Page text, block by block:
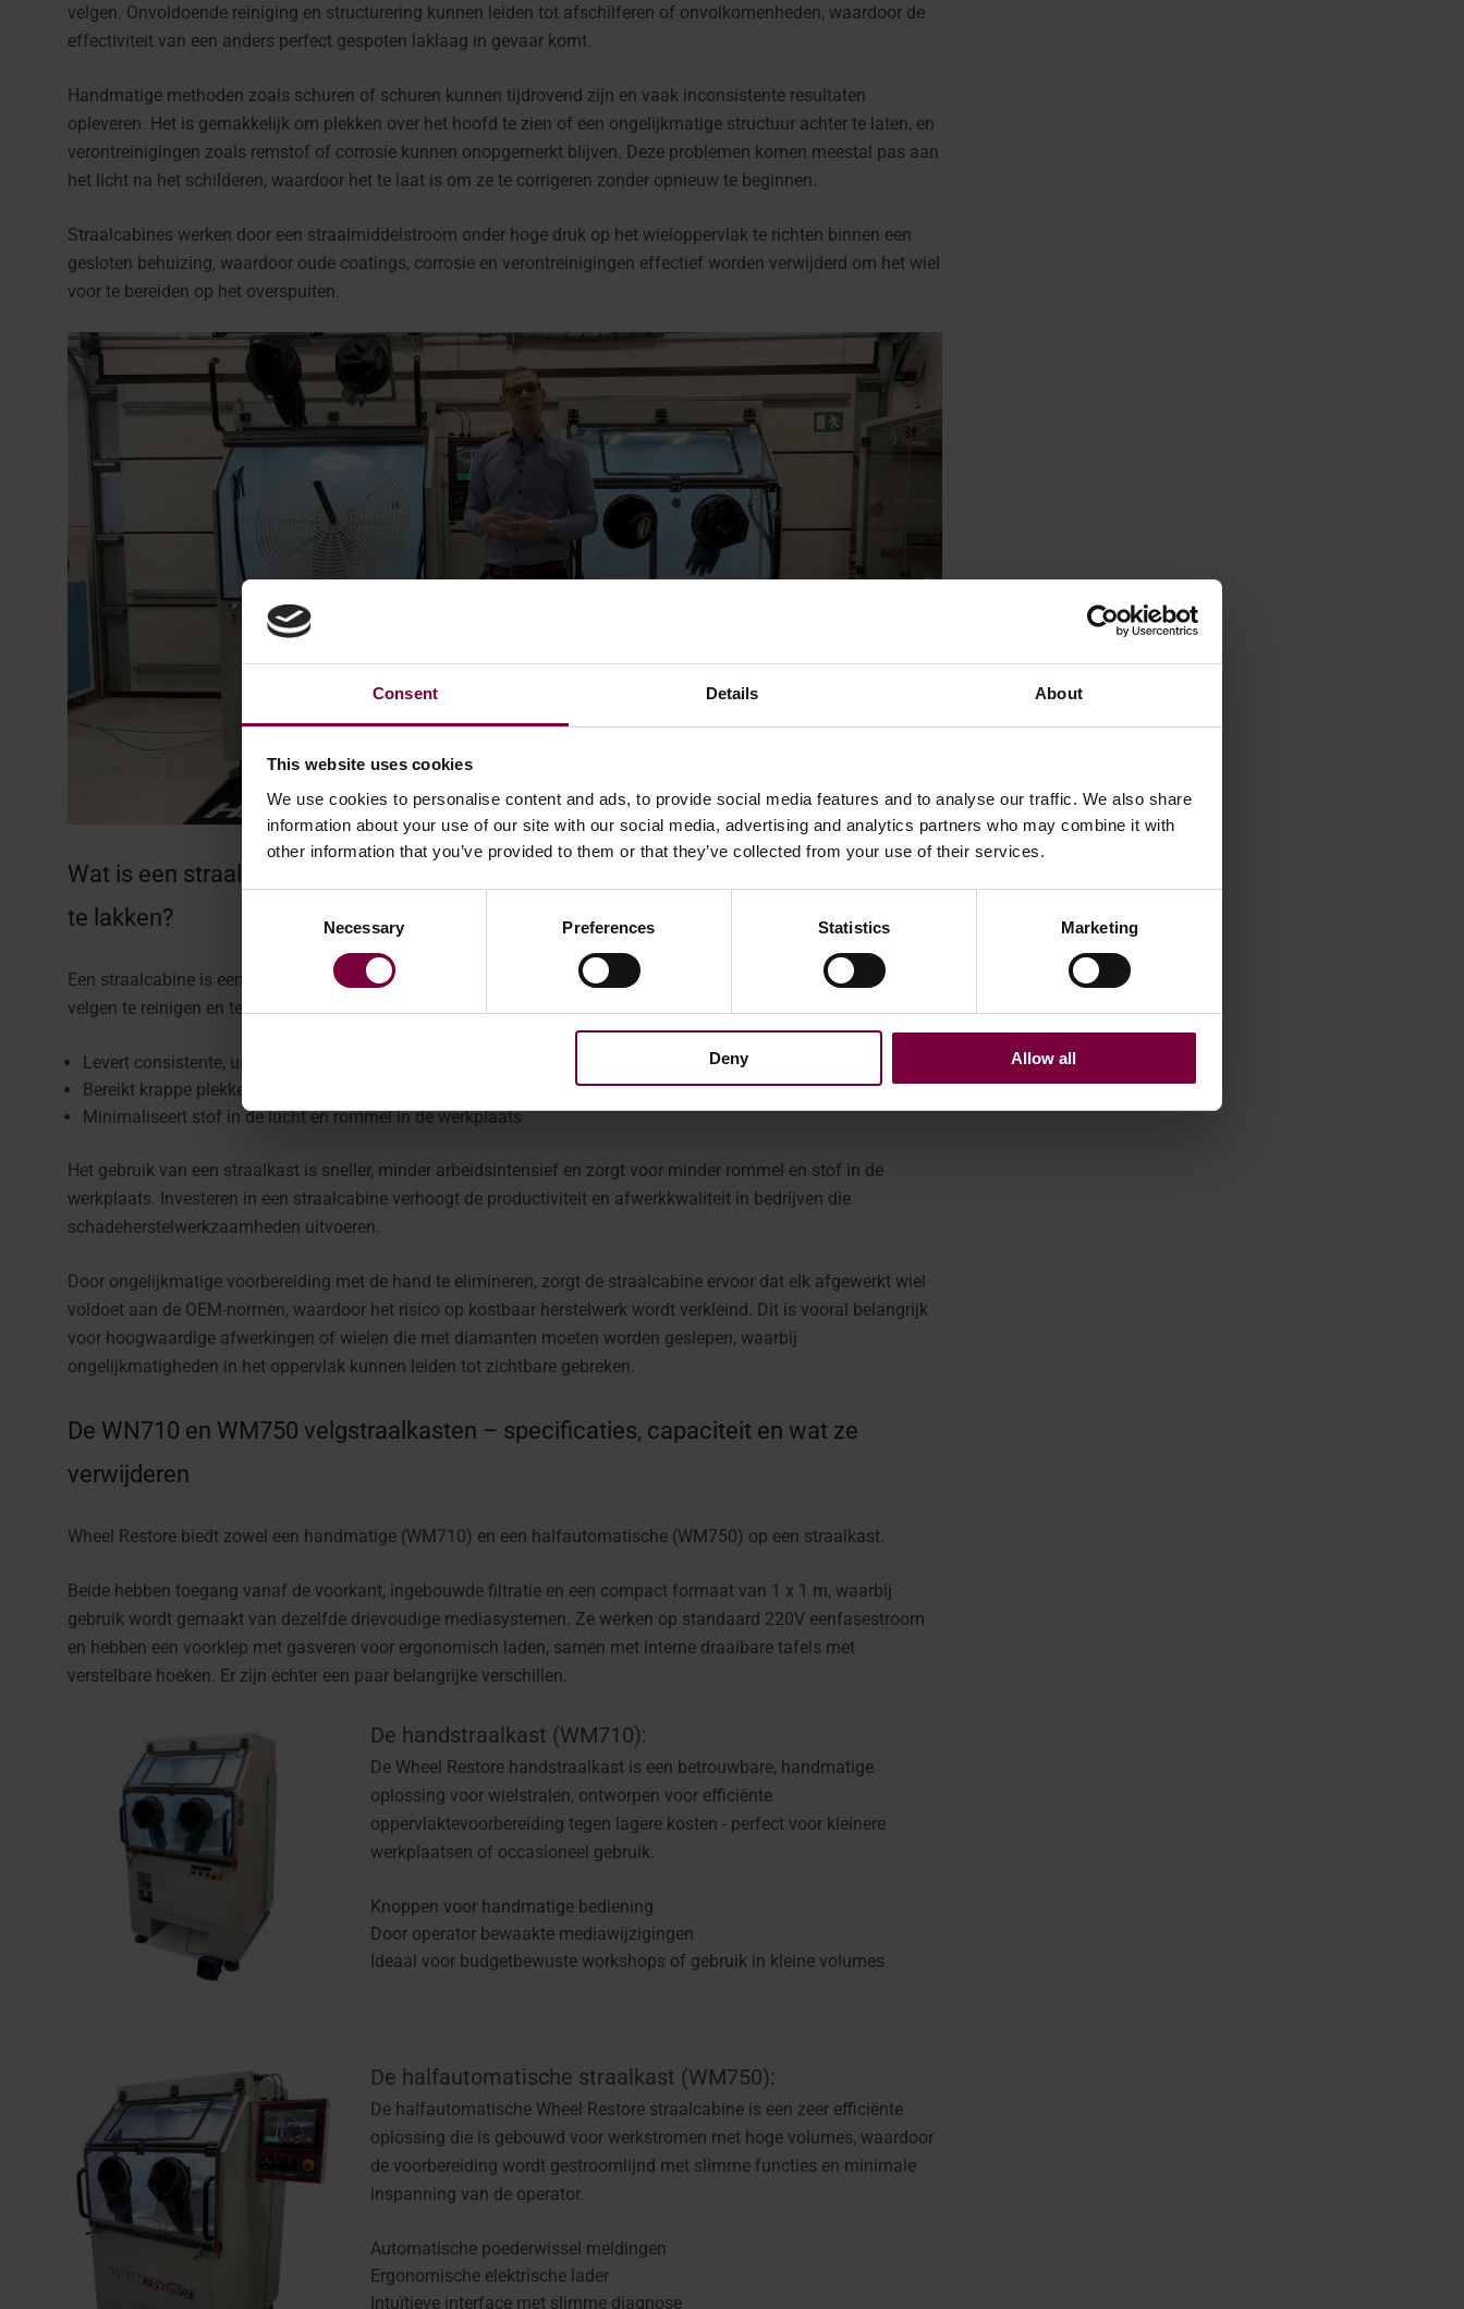
Consent Details About
This website uses cookies
We use cookies to personalise content and ads, to provide social media features and to analyse our traffic. We also share
information about your use of our site with our social media, advertising and analytics partners who may combine it with
other information that you’ve provided to them or that they’ve collected from your use of their services.
Necessary Preferences Statistics Marketing
Deny Allow all
velgen. Onvoldoende reiniging en structurering kunnen leiden tot afschilferen of onvolkomenheden, waardoor de
effectiviteit van een anders perfect gespoten laklaag in gevaar komt.
Handmatige methoden zoals schuren of schuren kunnen tijdrovend zijn en vaak inconsistente resultaten
opleveren. Het is gemakkelijk om plekken over het hoofd te zien of een ongelijkmatige structuur achter te laten, en
verontreinigingen zoals remstof of corrosie kunnen onopgemerkt blijven. Deze problemen komen meestal pas aan
het licht na het schilderen, waardoor het te laat is om ze te corrigeren zonder opnieuw te beginnen.
Straalcabines werken door een straalmiddelstroom onder hoge druk op het wieloppervlak te richten binnen een
gesloten behuizing, waardoor oude coatings, corrosie en verontreinigingen effectief worden verwijderd om het wiel
voor te bereiden op het overspuiten.
Wat is een straalkast en waarom gebruiken garagebedrijven deze alvorens opnieuw
te lakken?
Een straalcabine is een afgesloten werkruimte die hogedruklucht en schuurpoeders gebruikt om lichtmetalen
velgen te reinigen en te structureren. In tegenstelling tot open stralen of handmatig schuren:
Levert consistente, uniforme oppervlaktevoorbereiding
Bereikt krappe plekken zoals wielgaten en spaken
Minimaliseert stof in de lucht en rommel in de werkplaats
Het gebruik van een straalkast is sneller, minder arbeidsintensief en zorgt voor minder rommel en stof in de
werkplaats. Investeren in een straalcabine verhoogt de productiviteit en afwerkkwaliteit in bedrijven die
schadeherstelwerkzaamheden uitvoeren.
Door ongelijkmatige voorbereiding met de hand te elimineren, zorgt de straalcabine ervoor dat elk afgewerkt wiel
voldoet aan de OEM-normen, waardoor het risico op kostbaar herstelwerk wordt verkleind. Dit is vooral belangrijk
voor hoogwaardige afwerkingen of wielen die met diamanten moeten worden geslepen, waarbij
ongelijkmatigheden in het oppervlak kunnen leiden tot zichtbare gebreken.
De WN710 en WM750 velgstraalkasten – specificaties, capaciteit en wat ze
verwijderen
Wheel Restore biedt zowel een handmatige (WM710) en een halfautomatische (WM750) op een straalkast.
Beide hebben toegang vanaf de voorkant, ingebouwde filtratie en een compact formaat van 1 x 1 m, waarbij
gebruik wordt gemaakt van dezelfde drievoudige mediasystemen. Ze werken op standaard 220V eenfasestroom
en hebben een voorklep met gasveren voor ergonomisch laden, samen met interne draaibare tafels met
verstelbare hoeken. Er zijn echter een paar belangrijke verschillen.
De handstraalkast (WM710):
De Wheel Restore handstraalkast is een betrouwbare, handmatige
oplossing voor wielstralen, ontworpen voor efficiënte
oppervlaktevoorbereiding tegen lagere kosten - perfect voor kleinere
werkplaatsen of occasioneel gebruik.
Knoppen voor handmatige bediening
Door operator bewaakte mediawijzigingen
Ideaal voor budgetbewuste workshops of gebruik in kleine volumes
De halfautomatische straalkast (WM750):
De halfautomatische Wheel Restore straalcabine is een zeer efficiënte
oplossing die is gebouwd voor werkstromen met hoge volumes, waardoor
de voorbereiding wordt gestroomlijnd met slimme functies en minimale
inspanning van de operator.
Automatische poederwissel meldingen
Ergonomische elektrische lader
Intuïtieve interface met slimme diagnose